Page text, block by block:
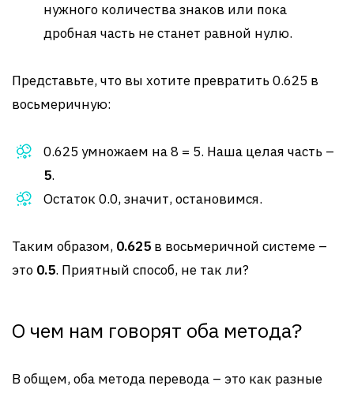
нужного количества знаков или пока
дробная часть не станет равной нулю.
Представьте, что вы хотите превратить 0.625 в
восьмеричную:
0.625 умножаем на 8 = 5. Наша целая часть –
5.
Остаток 0.0, значит, остановимся.
Таким образом, 0.625 в восьмеричной системе –
это 0.5. Приятный способ, не так ли?
О чем нам говорят оба метода?
В общем, оба метода перевода – это как разные